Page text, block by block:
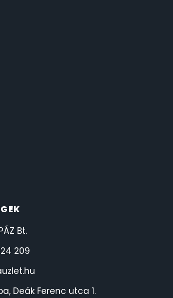
Bt.
209
Deák Ferenc utca 1.